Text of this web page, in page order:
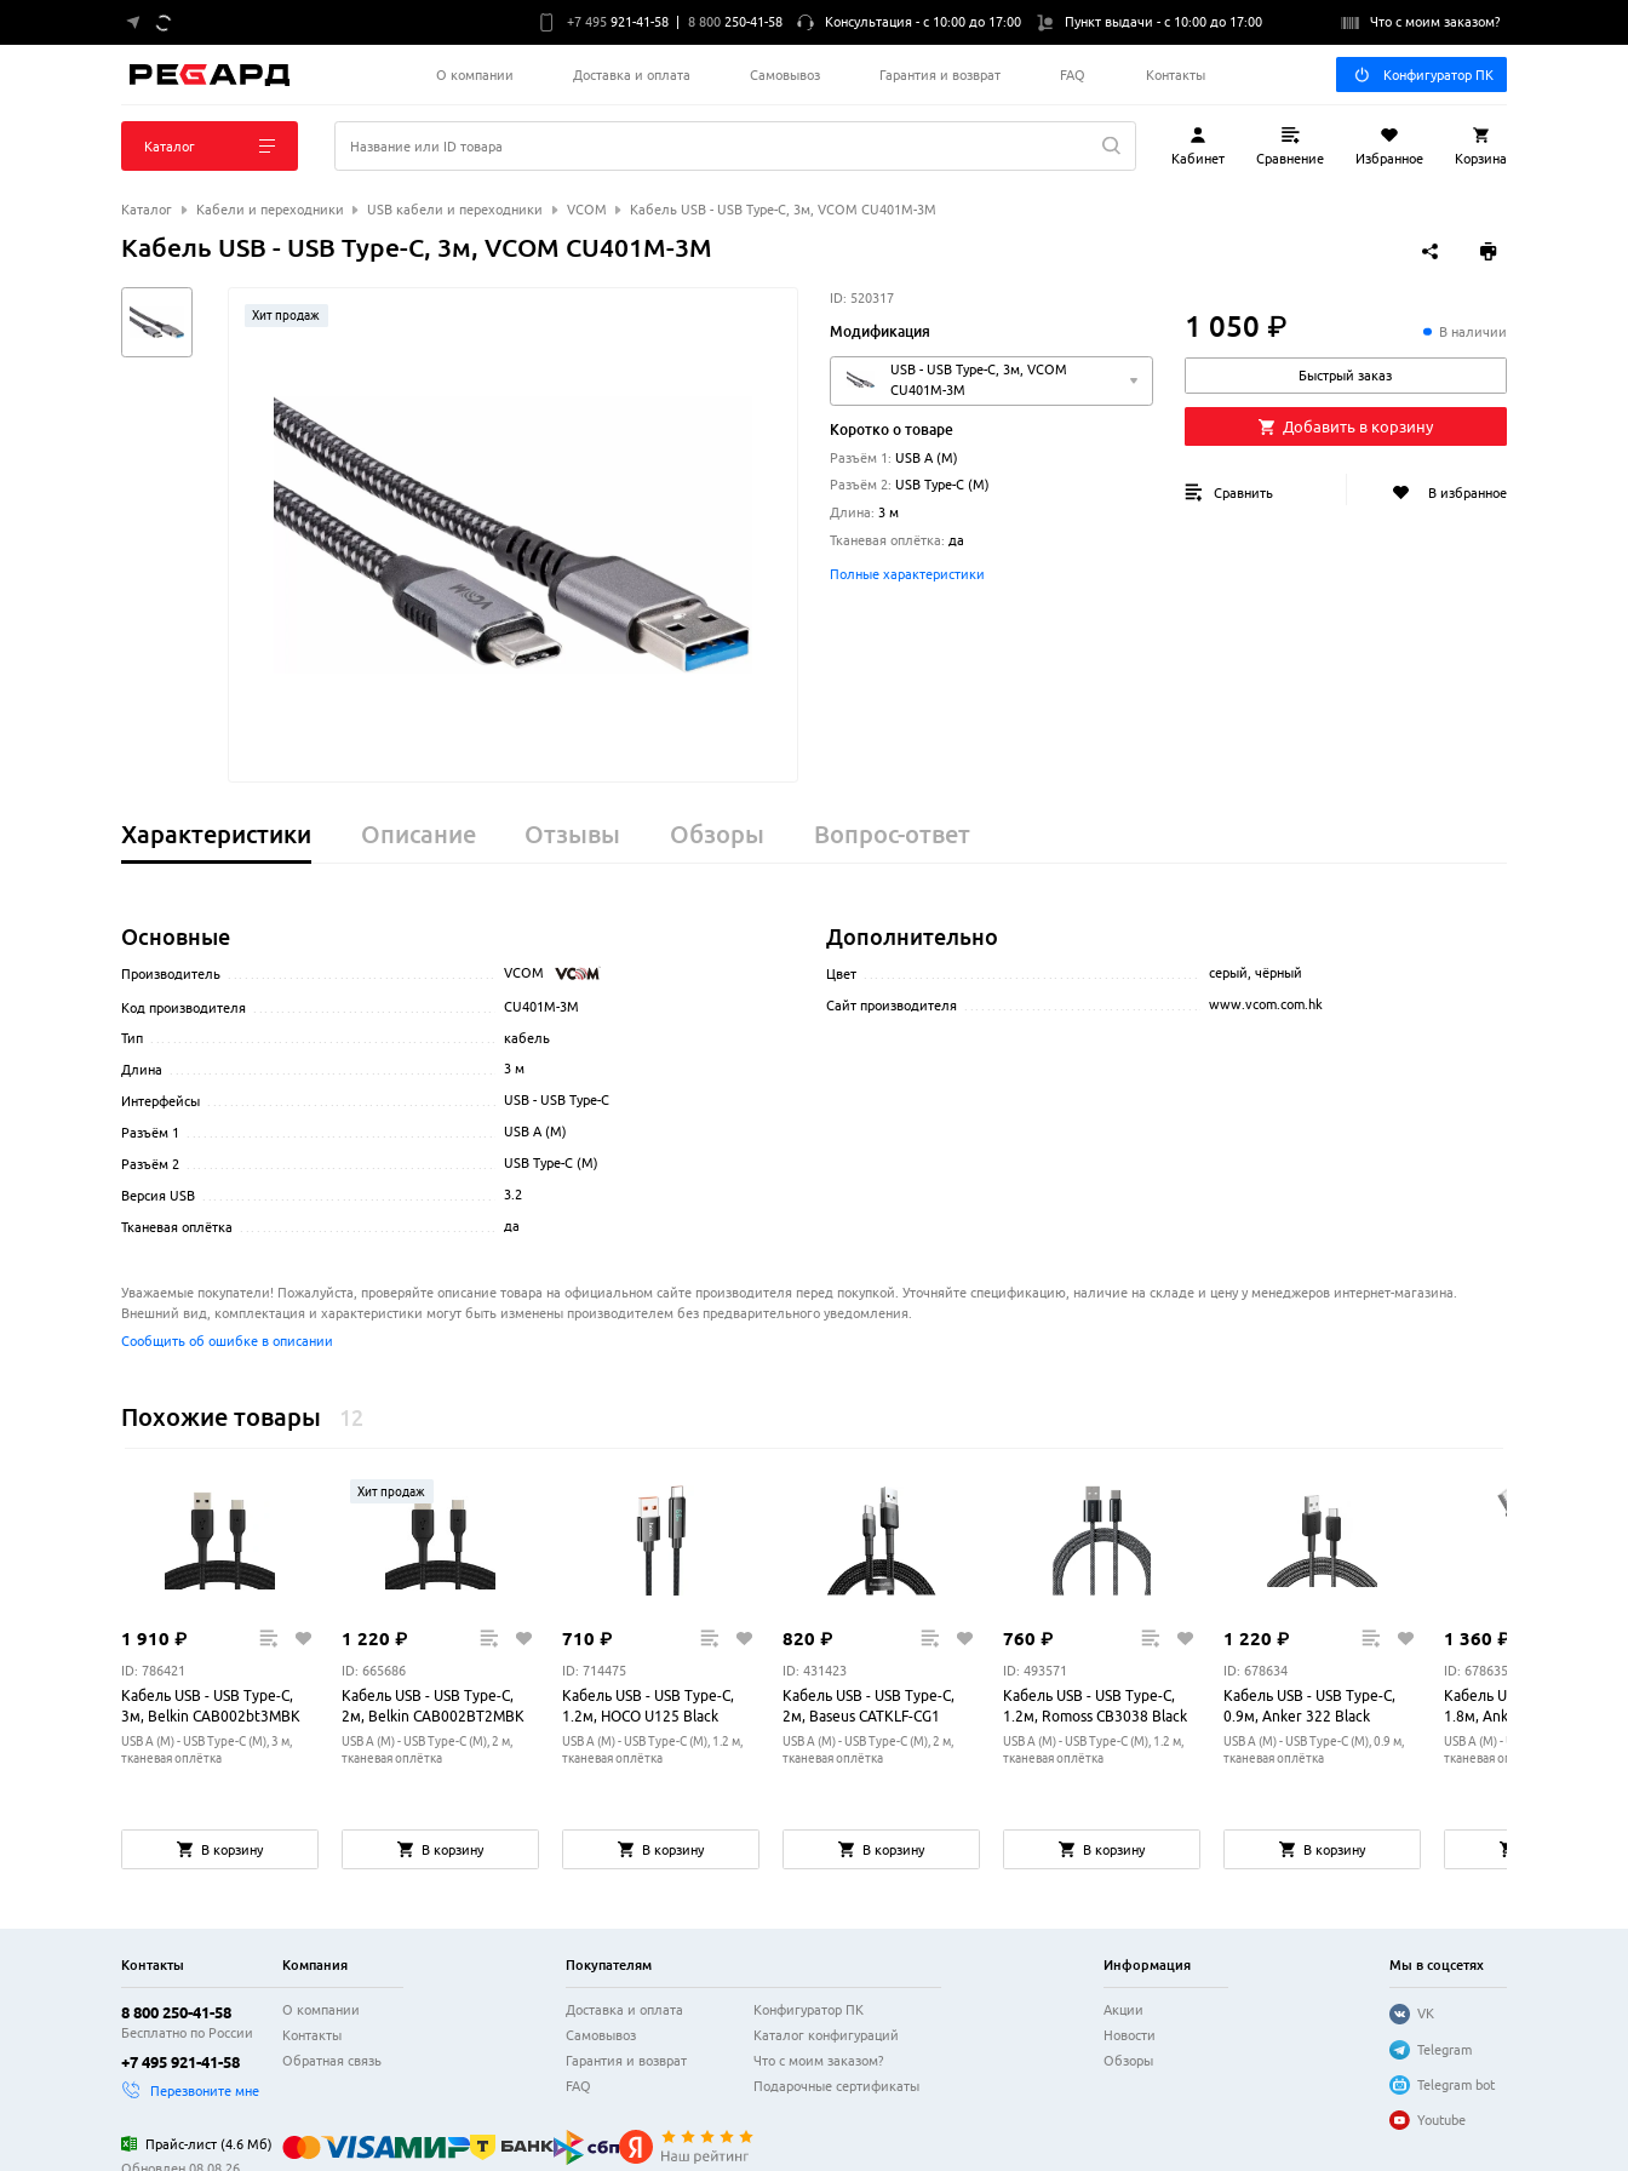
+7 495 921-41-58 8 800 250-41-58 Консультация -с 10:00 до 17:00 Пункт выдачи -с 10:00 до 17:00 Что с моим заказом?
О компании Доставка и оплата Самовывоз Гарантия и возврат FAQ Контакты Конфигуратор ПК
Каталог Название или ID товара
Кабинет Сравнение Избранное Корзина
Каталог Кабели и переходники USB кабели и переходники VCOM Кабель USB - USB Type-C, 3м, VCOM CU401M-3M
Кабель USB - USB Type-C, 3м, VCOM CU401M-3M
Хит продаж
ID: 520317
Модификация
USB - USB Type-C, 3м, VCOM
CU401M-3M
Коротко о товаре
Разъём 1: USB A (M)
Разъём 2: USB Type-C (M)
Длина: 3 м
Тканевая оплётка: да
Полные характеристики
1 050 ₽1 050 ₽ В наличии
Быстрый заказ
Добавить в корзину
Сравнить В избранное
Характеристики Описание Отзывы Обзоры Вопрос-ответ
Основные
Производитель ........................................................................................................................................................................................................
VCOM
Код производителя ........................................................................................................................................................................................................
CU401M-3M
Тип ........................................................................................................................................................................................................
кабель
Длина ........................................................................................................................................................................................................
3м
Интерфейсы ........................................................................................................................................................................................................
USB - USB Type-C
Разъём 1 ........................................................................................................................................................................................................
USB A (M)
Разъём 2 ........................................................................................................................................................................................................
USB Type-C (M)
Версия USB ........................................................................................................................................................................................................
3.2
Тканевая оплётка ........................................................................................................................................................................................................
да
Дополнительно
Цвет серый, чёрный
Сайт производителя www.vcom.com.hk
Уважаемые покупатели! Пожалуйста, проверяйте описание товара на официальном сайте производителя перед покупкой. Уточняйте спецификацию, наличие на складе и цену у менеджеров интернет-магазина.
Внешний вид, комплектация и характеристики могут быть изменены производителем без предварительного уведомления.
Сообщить об ошибке в описании
Похожие товары 12
1 910 ₽
ID: 786421
Кабель USB - USB Type-C,
3м, Belkin CAB002bt3MBK
USB A (M) - USB Type-C (M), 3 м,
тканевая оплётка
В корзину
Хит продаж
1 220 ₽
ID: 665686
Кабель USB - USB Type-C,
2м, Belkin CAB002BT2MBK
USB A (M) - USB Type-C (M), 2 м,
тканевая оплётка
В корзину
710 ₽
ID: 714475
Кабель USB - USB Type-C,
1.2м, HOCO U125 Black
USB A (M) - USB Type-C (M), 1.2 м,
тканевая оплётка
В корзину
820 ₽
ID: 431423
Кабель USB - USB Type-C,
2м, Baseus CATKLF-CG1
USB A (M) - USB Type-C (M), 2 м,
тканевая оплётка
В корзину
760 ₽
ID: 493571
Кабель USB - USB Type-C,
1.2м, Romoss CB3038 Black
USB A (M) - USB Type-C (M), 1.2 м,
тканевая оплётка
В корзину
1 220 ₽
ID: 678634
Кабель USB - USB Type-C,
0.9м, Anker 322 Black
USB A (M) - USB Type-C (M), 0.9 м,
тканевая оплётка
В корзину
1 360 ₽
ID: 678635
Кабель USB - USB Type-C,
1.8м, Anker 322 Black
USB A (M) - USB Type-C (M), 1.8 м,
тканевая оплётка
Контакты
8 800 250-41-58
Бесплатно по России
+7 495 921-41-58
Перезвоните мне
Прайс-лист(4.6 Мб)
Обновлен 08.08.26
Компания
О компании
Контакты
Обратная связь
Покупателям
Доставка и оплата
Самовывоз
Гарантия и возврат
FAQ
Конфигуратор ПК
Каталог конфигураций
Что с моим заказом?
Подарочные сертификаты
Информация
Акции
Новости
Обзоры
Мы в соцсетях
VK
Telegram
Telegram bot
Youtube